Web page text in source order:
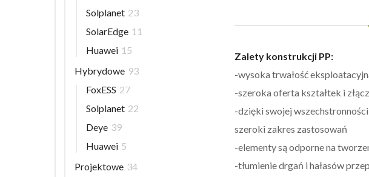
Zalety konstrukcji PP:
-wysoka trwałość
-szeroka oferta kształtek i
-dzięki swojej
szeroki zakres zastosowań
-elementy są odporne na
-tłumienie drgań i hałasów
Solplanet 23
SolarEdge 11
Huawei 15
Hybrydowe 93
FoxESS 27
Solplanet 22
Deye 39
Huawei 5
Projektowe 34